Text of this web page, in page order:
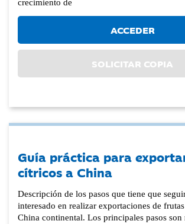
crecimiento de
ACCEDER
SOLICITAR COPIA
Guía práctica para
cítricos a China
Descripción de los pasos que tiene que
interesado en realizar exportaciones de
China continental. Los principales pasos son